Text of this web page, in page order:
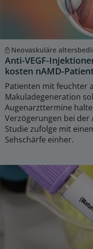
Neovaskuläre
Anti-VEGF-
kosten nAMD-
Patienten mit feuchter
Makuladegeneration
Augenarzttermine
Verzögerungen bei der
Studie zufolge mit
Sehschärfe einher.